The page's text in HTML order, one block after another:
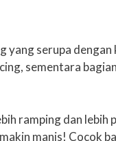
yang serupa
sementara
ramping dan lebih
manis! Cocok